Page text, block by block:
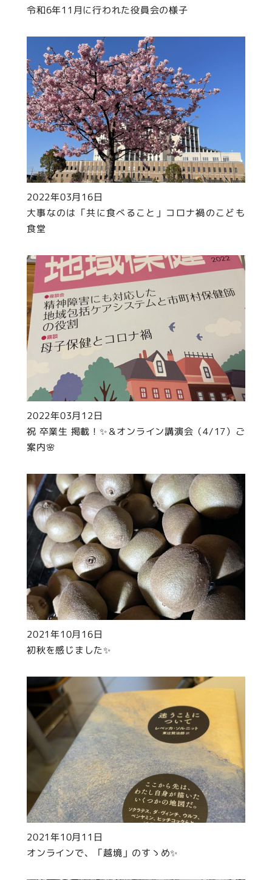
令和6年11月に行われた役員会の様子
2022年03月16日
大事なのは「共に食べること」コロナ禍のこども
食堂
2022年03月12日
祝 卒業生 掲載！✨＆オンライン講演会（4/17）ご
案内🌸
2021年10月16日
初秋を感じました✨
2021年10月11日
オンラインで、「越境」のすゝめ✨